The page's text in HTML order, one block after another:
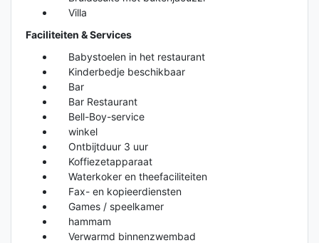
Villa
Faciliteiten & Services
Babystoelen in het restaurant
Kinderbedje beschikbaar
Bar
Bar Restaurant
Bell-Boy-service
winkel
Ontbijtduur 3 uur
Koffiezetapparaat
Waterkoker en theefaciliteiten
Fax- en kopieerdiensten
Games / speelkamer
hammam
Verwarmd binnenzwembad